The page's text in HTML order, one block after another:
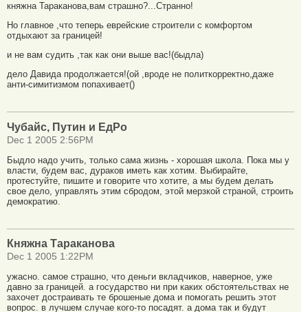
княжна Тараканова,вам страшно?...Странно!
Но главное ,что теперь еврейские строители с комфортом
отдыхают за границей!
и не вам судить ,так как они выше вас!(быдла)
дело Давида продолжается!(ой ,вроде не политкорректно,даже
анти-симитизмом попахивает()
Чубайс, Путин и ЕдРо
Dec 1 2005 2:56PM
Быдло надо учить, только сама жизнь - хорошая школа. Пока мы у
власти, будем вас, дураков иметь как хотим. Выбирайте,
протестуйте, пишите и говорите что хотите, а мы будем делать
свое дело, управлять этим сбродом, этой мерзкой страной, строить
демократию.
Княжна Тараканова
Dec 1 2005 1:22PM
ужасно. самое страшно, что деньги вкладчиков, наверное, уже
давно за границей. а государство ни при каких обстоятельствах не
захочет достраивать те брошеные дома и помогать решить этот
вопрос. в лучшем случае кого-то посадят. а дома так и будут